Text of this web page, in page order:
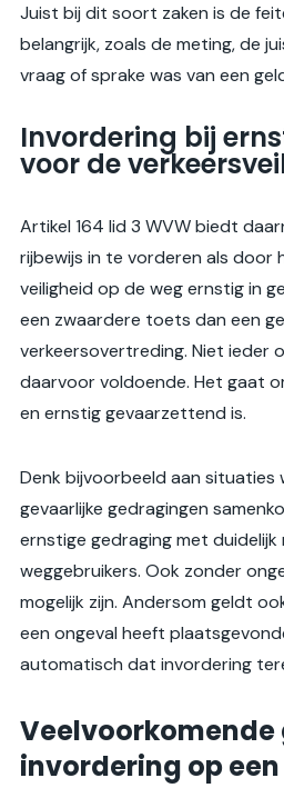
Juist bij dit soort zaken is de
belangrijk, zoals de meting, de
vraag of sprake was van een
Invordering bij
voor de
Artikel 164 lid 3 WVW biedt
rijbewijs in te vorderen als door
veiligheid op de weg ernstig in
een zwaardere toets dan een
verkeersovertreding. Niet ieder
daarvoor voldoende. Het gaat
en ernstig gevaarzettend is.
Denk bijvoorbeeld aan situaties
gevaarlijke gedragingen
ernstige gedraging met
weggebruikers. Ook zonder
mogelijk zijn. Andersom geldt
een ongeval heeft
automatisch dat invordering
invordering op